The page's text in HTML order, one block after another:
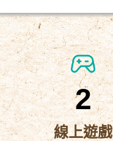
2
線上遊戲